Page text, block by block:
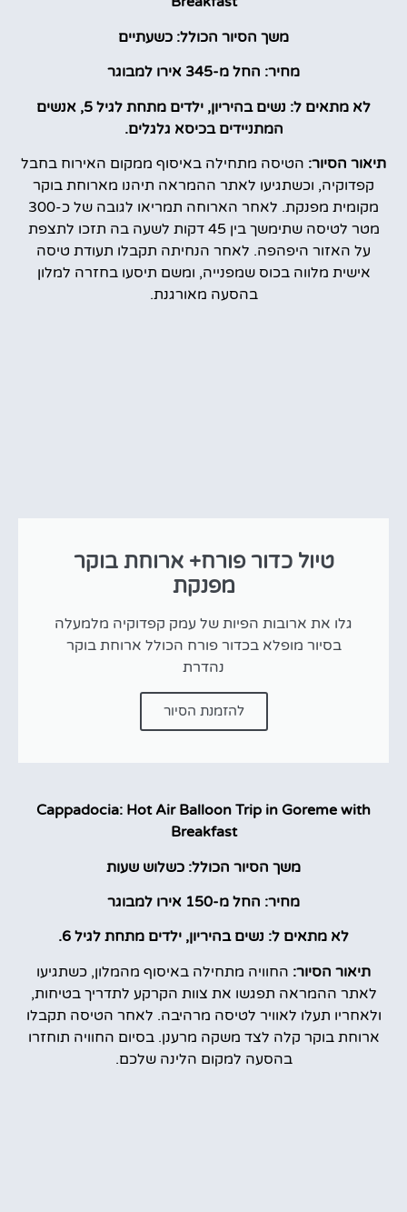
משך הסיור הכולל: כשעתיים
מחיר: החל מ-345 אירו למבוגר
לא מתאים ל: נשים בהיריון, ילדים מתחת לגיל 5, אנשים
המתניידים בכיסא גלגלים.
תיאור הסיור: הטיסה מתחילה באיסוף ממקום האירוח בחבל
קפדוקיה, וכשתגיעו לאתר ההמראה תיהנו מארוחת בוקר
מקומית מפנקת. לאחר הארוחה תמריאו לגובה של כ-300
מטר לטיסה שתימשך בין 45 דקות לשעה בה תזכו לתצפת
על האזור היפהפה. לאחר הנחיתה תקבלו תעודת טיסה
אישית מלווה בכוס שמפנייה, ומשם תיסעו בחזרה למלון
בהסעה מאורגנת.
טיול כדור פורח+ ארוחת בוקר
מפנקת
גלו את ארובות הפיות של עמק קפדוקיה מלמעלה
בסיור מופלא בכדור פורח הכולל ארוחת בוקר
נהדרת
להזמנת הסיור
Cappadocia: Hot Air Balloon Trip in Goreme with
Breakfast
משך הסיור הכולל: כשלוש שעות
מחיר: החל מ-150 אירו למבוגר
לא מתאים ל: נשים בהיריון, ילדים מתחת לגיל 6.
תיאור הסיור: החוויה מתחילה באיסוף מהמלון, כשתגיעו
לאתר ההמראה תפגשו את צוות הקרקע לתדריך בטיחות,
ולאחריו תעלו לאוויר לטיסה מרהיבה. לאחר הטיסה תקבלו
ארוחת בוקר קלה לצד משקה מרענן. בסיום החוויה תוחזרו
בהסעה למקום הלינה שלכם.